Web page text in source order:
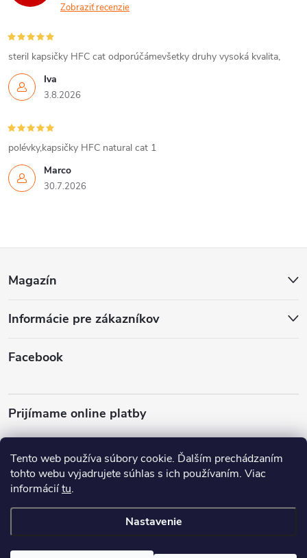
Tento web používa súbory cookie. Ďalším prechádzaním
tohto webu vyjadrujete súhlas s ich používaním. Viac
informáciítu.
Nastavenie
Zobraziť recenzie
Iva
3.8.2026
steril kapsičky HFC cat odporúčámevšetky druhy vysoká kvalita,
Marco
30.7.2026
polévky,kapsičky HFC natural cat 1
p
ä
i
e
Magazín
Informácie pre zákazníkov
Facebook
Prijímame online platby
almonature.sk. Všetky práva vyhradené.